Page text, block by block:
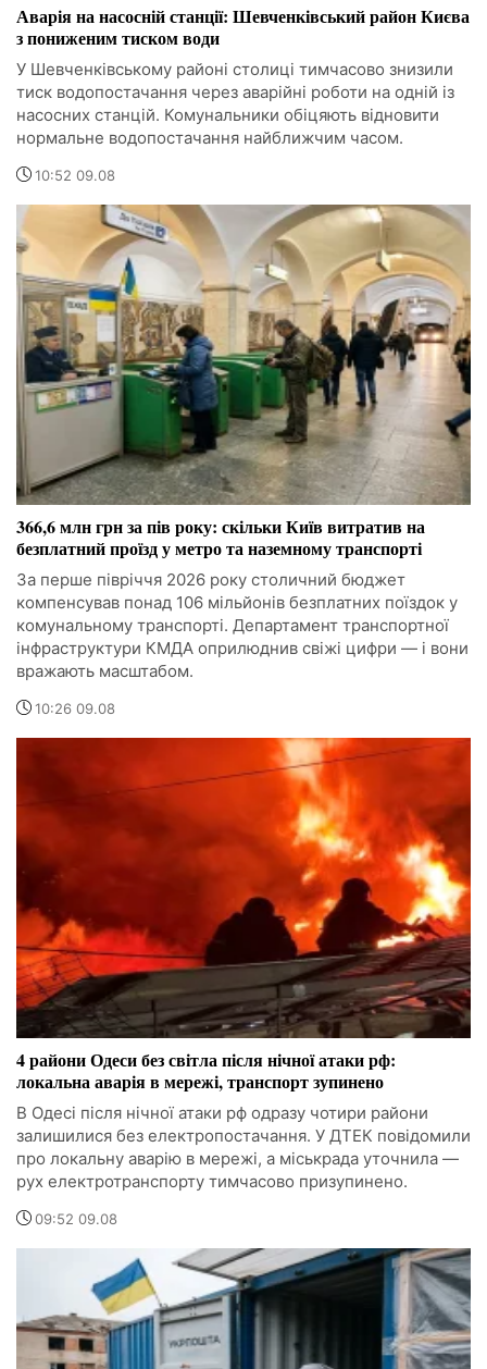
Аварія на насосній станції: Шевченківський район Києва
з пониженим тиском води
У Шевченківському районі столиці тимчасово знизили
тиск водопостачання через аварійні роботи на одній із
насосних станцій. Комунальники обіцяють відновити
нормальне водопостачання найближчим часом.
10:52 09.08
366,6 млн грн за пів року: скільки Київ витратив на
безплатний проїзд у метро та наземному транспорті
За перше півріччя 2026 року столичний бюджет
компенсував понад 106 мільйонів безплатних поїздок у
комунальному транспорті. Департамент транспортної
інфраструктури КМДА оприлюднив свіжі цифри — і вони
вражають масштабом.
10:26 09.08
4 райони Одеси без світла після нічної атаки рф:
локальна аварія в мережі, транспорт зупинено
В Одесі після нічної атаки рф одразу чотири райони
залишилися без електропостачання. У ДТЕК повідомили
про локальну аварію в мережі, а міськрада уточнила —
рух електротранспорту тимчасово призупинено.
09:52 09.08